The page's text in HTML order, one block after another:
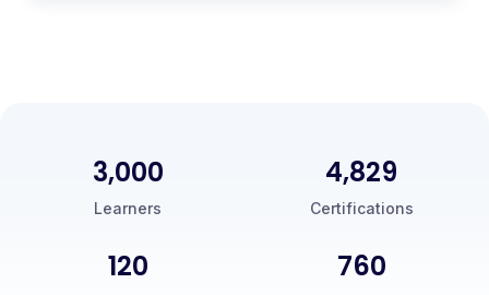
3,000
Learners
5,000
Certifications
120 760